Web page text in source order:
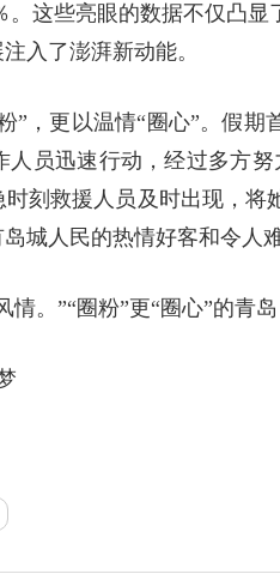
这些亮眼的数据不仅凸
入了澎湃新动能。
”，更以温情“圈心”。假
员迅速行动，经过多方
刻救援人员及时出现，将
城人民的热情好客和令人
。”“圈粉”更“圈心”的青